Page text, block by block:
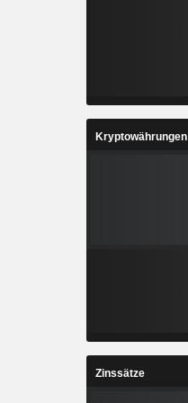
Kryptowährungen
Zinssätze